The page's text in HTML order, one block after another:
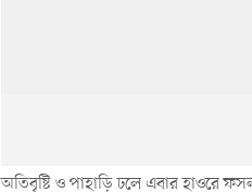
অতিবৃষ্টি ও পাহাড়ি ঢলে এবার হাওরে